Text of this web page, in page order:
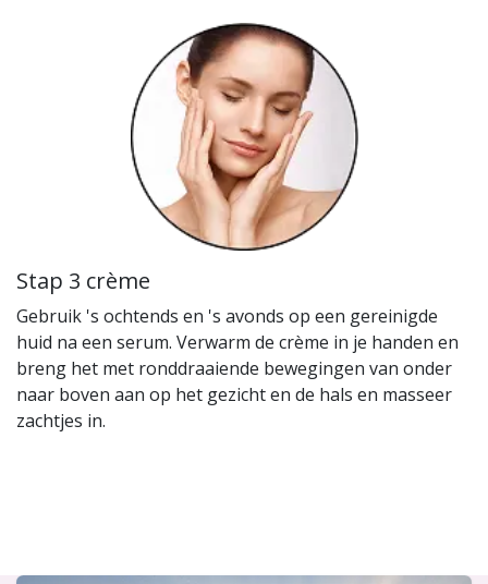
Stap 3 crème
Gebruik 's ochtends en 's avonds op een gereinigde
huid na een serum. Verwarm de crème in je handen en
breng het met ronddraaiende bewegingen van onder
naar boven aan op het gezicht en de hals en masseer
zachtjes in.